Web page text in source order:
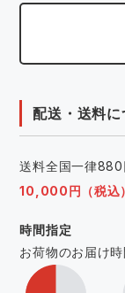
配送・送料に
送料全国一律
10,000円（税込
時間指定
お荷物のお届け